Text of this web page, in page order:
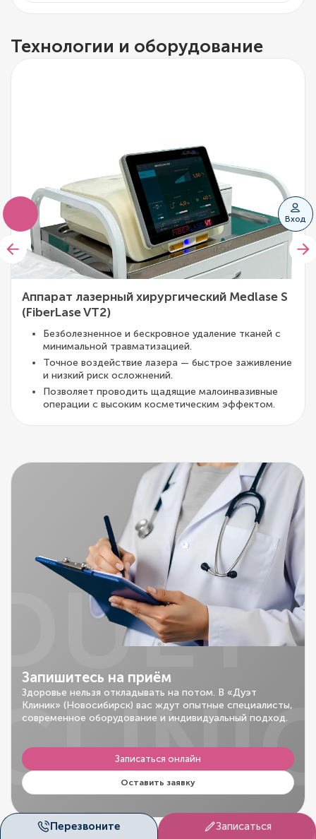
Вход
Перезвоните Записаться
Технологии и оборудование
Аппарат лазерный хирургический Medlase S
(FiberLase VT2)
Безболезненное и бескровное удаление тканей с
минимальной травматизацией.
Точное воздействие лазера — быстрое заживление
и низкий риск осложнений.
Позволяет проводить щадящие малоинвазивные
операции с высоким косметическим эффектом.
Запишитесь на приём
Здоровье нельзя откладывать на потом. В «Дуэт
Клиник» (Новосибирск) вас ждут опытные специалисты,
современное оборудование и индивидуальный подход.
Записаться онлайн
Оставить заявку